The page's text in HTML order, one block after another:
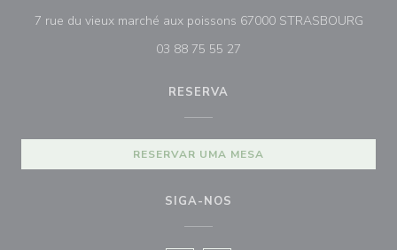
7 rue du vieux marché aux poissons 67000 STRASBOURG
03 88 75 55 27
RESERVA
RESERVAR UMA MESA
SIGA-NOS